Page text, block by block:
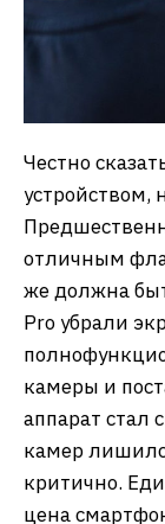
Честно
устройством,
отличным
же должна
Pro убрали
камеры и
аппарат стал
камер
критично.
цена